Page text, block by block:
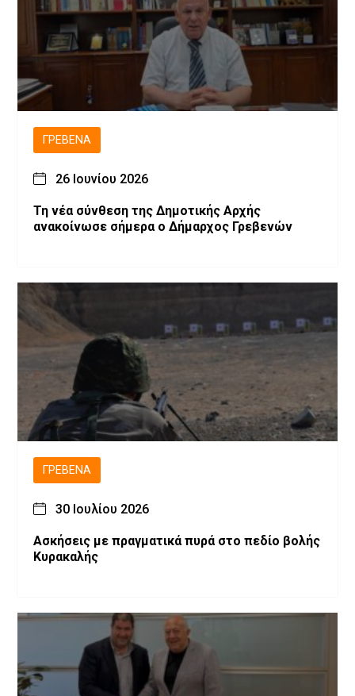
ΓΡΕΒΕΝΆ
26 Ιουνίου 2026
Τη νέα σύνθεση της Δημοτικής Αρχής
ανακοίνωσε σήμερα ο Δήμαρχος Γρεβενών
ΓΡΕΒΕΝΆ
30 Ιουλίου 2026
Ασκήσεις με πραγματικά πυρά στο πεδίο βολής
Κυρακαλής